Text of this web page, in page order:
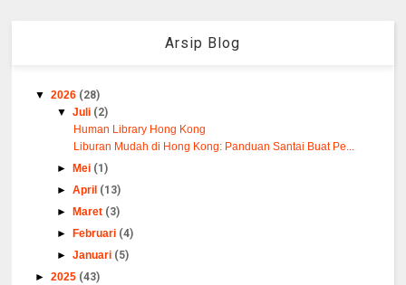
Arsip Blog
▼2026 (28)
▼Juli (2)
Human Library Hong Kong
Liburan Mudah di Hong Kong: Panduan Santai Buat Pe...
►
Mei (1)
►April (13)
►
Maret (3)
►
Februari (4)
►Januari (5)
►2025 (43)